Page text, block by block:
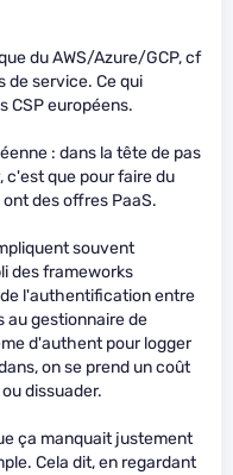
du AWS/Azure/GCP, cf
de service. Ce qui
CSP européens.
: dans la tête de pas
c'est que pour faire du
des offres PaaS.
souvent
des frameworks
l'authentification entre
au gestionnaire de
d'authent pour logger
on se prend un coût
dissuader.
ça manquait justement
Cela dit, en regardant